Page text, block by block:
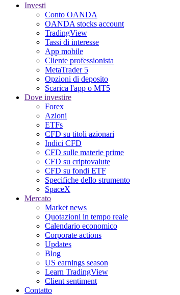
Investi
Conto OANDA
OANDA stocks account
TradingView
Tassi di interesse
App mobile
Cliente professionista
MetaTrader 5
Opzioni di deposito
Scarica l'app o MT5
Dove investire
Forex
Azioni
ETFs
CFD su titoli azionari
Indici CFD
CFD sulle materie prime
CFD su criptovalute
CFD su fondi ETF
Specifiche dello strumento
SpaceX
Mercato
Market news
Quotazioni in tempo reale
Calendario economico
Corporate actions
Updates
Blog
US earnings season
Learn TradingView
Client sentiment
Contatto